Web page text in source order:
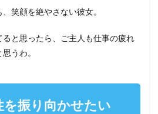
笑顔を絶やさない彼女。
と思ったら、ご主人も仕事の疲れ
うわ。
振り向かせたい